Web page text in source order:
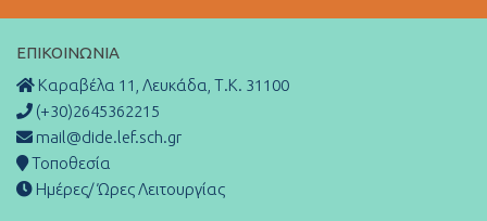
ΕΠΙΚΟΙΝΩΝΊΑ
Καραβέλα 11, Λευκάδα, Τ.Κ. 31100
(+30)2645362215
mail@dide.lef.sch.gr
Τοποθεσία
Ημέρες/ Ώρες Λειτουργίας